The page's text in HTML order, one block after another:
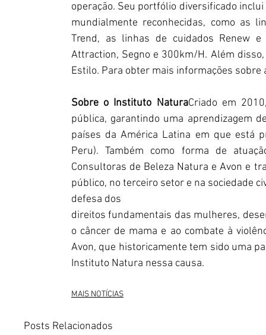
operação. Seu portfólio diversificado
mundialmente reconhecidas, como as
Trend, as linhas de cuidados Renew
Attraction, Segno e 300km/H. Além
Estilo. Para obter mais informações sobre
Sobre o Instituto NaturaCriado em
pública, garantindo uma aprendizagem
países da América Latina em que está
Peru). Também como forma de
Consultoras de Beleza Natura e Avon e
público, no terceiro setor e na sociedade
defesa dos
direitos fundamentais das mulheres,
o câncer de mama e ao combate à
Avon, que historicamente tem sido uma
Instituto Natura nessa causa.
MAIS NOTÍCIAS
Posts Relacionados